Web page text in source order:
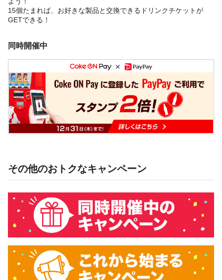
15個たまれば、お好きな製品と交換できるドリンクチケットが
GETできる！
同時開催中
その他のおトクなキャンペーン